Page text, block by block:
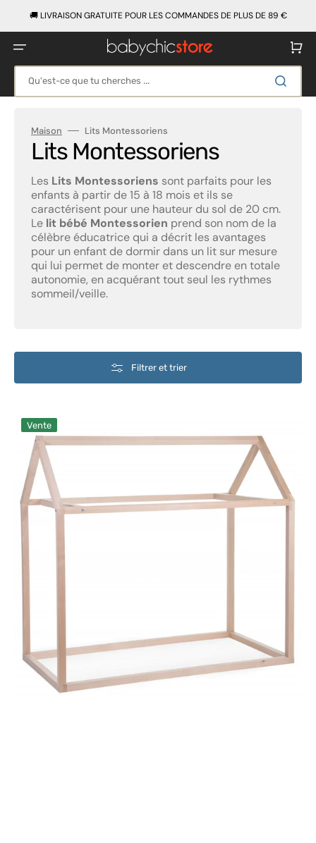
au
🚚 LIVRAISON GRATUITE POUR LES COMMANDES DE PLUS DE 89 €
Qu'est-ce que tu cherches ...
Panier
Maison Lits Montessoriens
Collection:
Lits Montessoriens
Les Lits Montessoriens sont parfaits pour les
enfants à partir de 15 à 18 mois et ils se
caractérisent pour une hauteur du sol de 20 cm.
Le lit bébé Montessorien prend son nom de la
célèbre éducatrice qui a décrit les avantages
pour un enfant de dormir dans un lit sur mesure
qui lui permet de monter et descendre en totale
autonomie, en acquérant tout seul les rythmes
sommeil/veille.
Filtrer et trier
Lits
bébé
Childhome
House
Vente